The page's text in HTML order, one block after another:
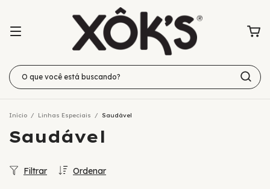
Início / Linhas Especiais / Saudável
Saudável
Ordenar
Filtrar